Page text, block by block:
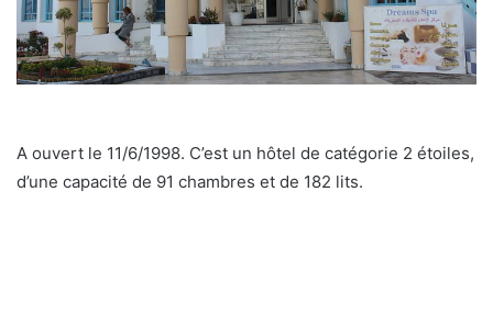
A ouvert le 11/6/1998. C’est un hôtel de catégorie 2 étoiles,
d’une capacité de 91 chambres et de 182 lits.